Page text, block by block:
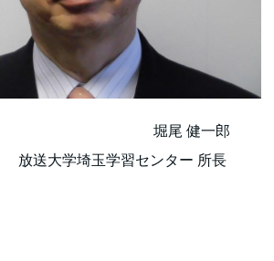
堀尾 健一郎
放送大学埼玉学習センター 所長